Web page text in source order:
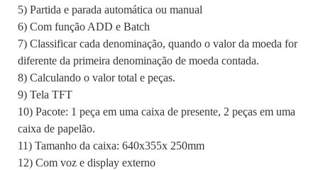
5) Partida e parada automática ou manual
6) Com função ADD e Batch
7) Classificar cada denominação, quando o valor da moeda for
diferente da primeira denominação de moeda contada.
8) Calculando o valor total e peças.
9) Tela TFT
10) Pacote: 1 peça em uma caixa de presente, 2 peças em uma
caixa de papelão.
11) Tamanho da caixa: 640x355x 250mm
12) Com voz e display externo